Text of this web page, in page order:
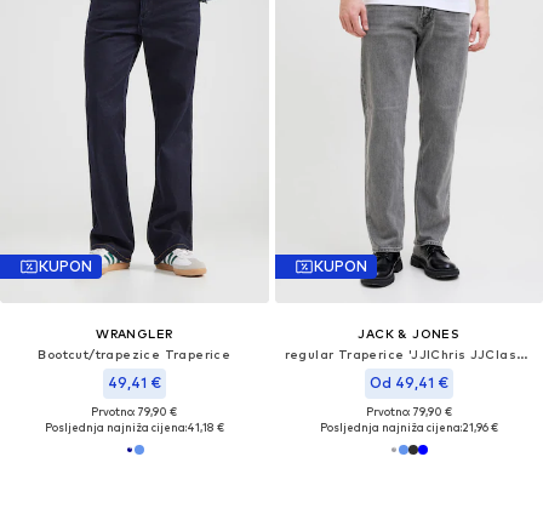
KUPON
WRANGLER
Bootcut/trapezice Traperice
49,41 €
Prvotno: 79,90 €
Posljednja najniža cijena:41,18 €
KUPON
JACK & JONES
regular Traperice 'JJIChris JJClassic'
Od 49,41 €
Prvotno: 79,90 €
Posljednja najniža cijena:21,96 €